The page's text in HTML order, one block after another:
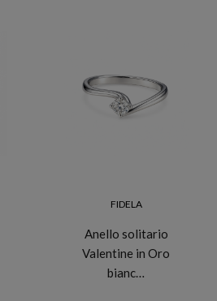
FIDELA
Anello solitario
Valentine in Oro
bianc…